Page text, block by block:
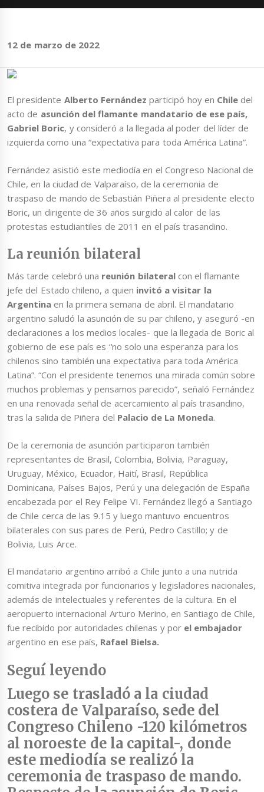
12 de marzo de 2022
El presidente Alberto Fernándezparticipó hoy en Chile del
acto de asunción del flamante mandatario de ese país,
Gabriel Boric, y consideró a la llegada al poder del líder de
izquierda como una “expectativa para toda América Latina”.
Fernández asistió este mediodía en el Congreso Nacional de
Chile, en la ciudad de Valparaíso, de la ceremonia de
traspaso de mando de Sebastián Piñera al presidente electo
Boric, un dirigente de 36 años surgido al calor de las
protestas estudiantiles de 2011 en el país trasandino.
La reunión bilateral
Más tarde celebró una reunión bilateralcon el flamante
jefe del Estado chileno, a quien invitó a visitar la
Argentina en la primera semana de abril. El mandatario
argentino saludó la asunción de su par chileno, y aseguró -en
declaraciones a los medios locales- que la llegada de Boric al
gobierno de ese país es “no solo una esperanza para los
chilenos sino también una expectativa para toda América
Latina”. “Con el presidente tenemos una mirada común sobre
muchos problemas y pensamos parecido”, señaló Fernández
en una renovada señal de acercamiento al país trasandino,
tras la salida de Piñera del Palacio de La Moneda.
De la ceremonia de asunción participaron también
representantes de Brasil, Colombia, Bolivia, Paraguay,
Uruguay, México, Ecuador, Haití, Brasil, República
Dominicana, Países Bajos, Perú y una delegación de España
encabezada por el Rey Felipe VI. Fernández llegó a Santiago
de Chile cerca de las 9.15 y luego mantuvo encuentros
bilaterales con sus pares de Perú, Pedro Castillo; y de
Bolivia, Luis Arce.
El mandatario argentino arribó a Chile junto a una nutrida
comitiva integrada por funcionarios y legisladores nacionales,
además de intelectuales y referentes de la cultura. En el
aeropuerto internacional Arturo Merino, en Santiago de Chile,
fue recibido por autoridades chilenas y por el embajador
argentino en ese país, Rafael Bielsa.
Seguí leyendo
Luego se trasladó a la ciudad
costera de Valparaíso, sede del
Congreso Chileno -120 kilómetros
al noroeste de la capital-, donde
este mediodía se realizó la
ceremonia de traspaso de mando.